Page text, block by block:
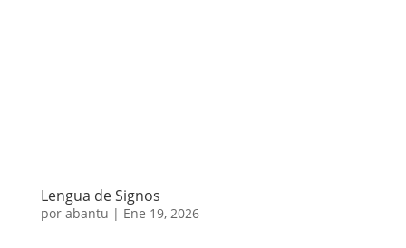
Lengua de Signos
por abantu | Ene 19, 2026